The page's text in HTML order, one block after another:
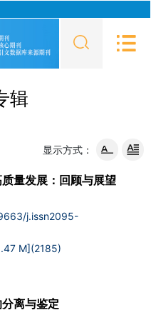
辑
显示方式：
量发展：回顾与展望
j.issn2095-
M](2185)
离与鉴定